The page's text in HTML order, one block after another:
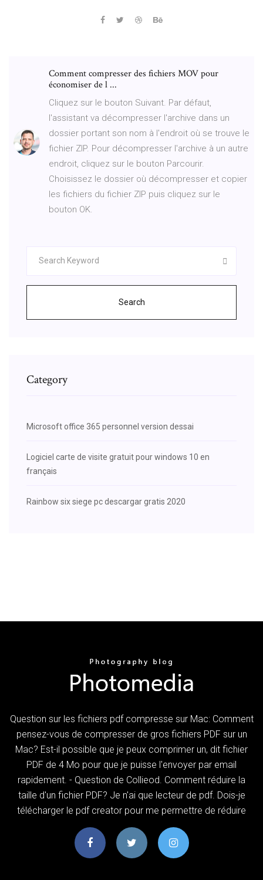
Comment compresser des fichiers MOV pour
économiser de l ...
Cliquez sur le bouton Suivant. Par défaut,
l'assistant va décompresser l'archive dans un
dossier portant son nom à l'endroit où se trouve le
fichier ZIP. Pour décompresser l'archive à un autre
endroit, cliquez sur le bouton Parcourir.
Choisissez le dossier où décompresser et copier
les fichiers du fichier ZIP puis cliquez sur le
bouton OK.
Search
Category
Microsoft office 365 personnel version dessai
Logiciel carte de visite gratuit pour windows 10 en
français
Rainbow six siege pc descargar gratis 2020
Question sur les fichiers pdf compresse sur Mac: Comment
pensez-vous de compresser de gros fichiers PDF sur un
Mac? Est-il possible que je peux comprimer un, dit fichier
PDF de 4 Mo pour que je puisse l'envoyer par email
rapidement. - Question de Collieod. Comment réduire la
taille d'un fichier PDF? Je n'ai que lecteur de pdf. Dois-je
télécharger le pdf creator pour me permettre de réduire